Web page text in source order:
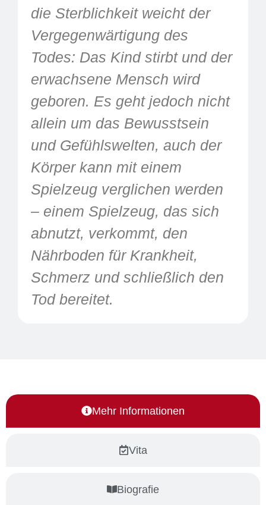
die Sterblichkeit weicht der
Vergegenwärtigung des
Todes: Das Kind stirbt und der
erwachsene Mensch wird
geboren. Es geht jedoch nicht
allein um das Bewusstsein
und Gefühlswelten, auch der
Körper kann mit einem
Spielzeug verglichen werden
– einem Spielzeug, das sich
abnutzt, verkommt, den
Nährboden für Krankheit,
Schmerz und schließlich den
Tod bereitet.
Mehr Informationen
Vita
Biografie